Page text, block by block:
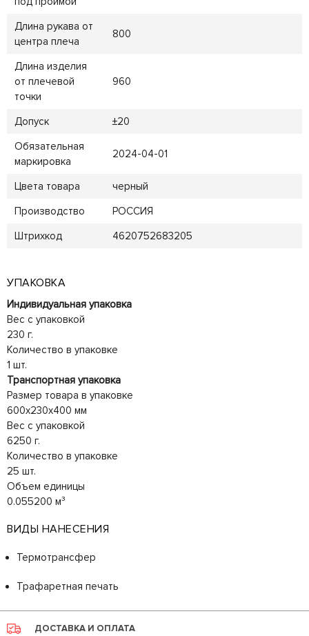
Длина рукава от
центра плеча
800
Длина изделия
от плечевой
точки
960
Допуск
±20
Обязательная
маркировка
2024-04-01
Цвета товара
черный
Производство
РОССИЯ
Штрихкод
4620752683205
УПАКОВКА
Индивидуальная упаковка
Вес с упаковкой
230 г.
Количество в упаковке
1 шт.
Транспортная упаковка
Размер товара в упаковке
600x230x400 мм
Вес с упаковкой
6250 г.
Количество в упаковке
25 шт.
Объем единицы
0.055200 м³
ВИДЫ НАНЕСЕНИЯ
Термотрансфер
Трафаретная печать
ДОСТАВКА И ОПЛАТА